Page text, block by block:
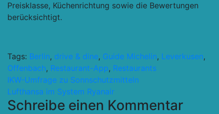
Preisklasse, Küchenrichtung sowie die Bewertungen
berücksichtigt.
Tags: Berlin, drive & dine, Guide Michelin, Leverkusen,
Offenbach, Restaurant-App, Restaurants
Beitragsnavigation
IKW-Umfrage zu Sonnschutzmitteln
Lufthansa im System Ryanair
Schreibe einen Kommentar